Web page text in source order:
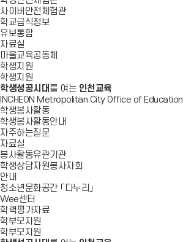
사이버안전체험관
학교급식정보
유보통합
자료실
마을교육공동체
학생지원
학생지원
학생성공시대 를 여는 인천교육
INCHEON Metropolitan City Office of Education
학생봉사활동
학생봉사활동안내
자주하는질문
자료실
봉사활동유관기관
학생상담자원봉사자회
안내
청소년문화공간 「다누리」
Wee센터
학력평가자료
학부모지원
학부모지원